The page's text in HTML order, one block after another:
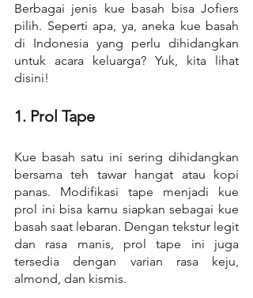
Berbagai jenis kue basah bisa Jofiers
pilih. Seperti apa, ya, aneka kue basah
di Indonesia yang perlu dihidangkan
untuk acara keluarga? Yuk, kita lihat
disini!
1. Prol Tape
Kue basah satu ini sering dihidangkan
bersama teh tawar hangat atau kopi
panas. Modifikasi tape menjadi kue
prol ini bisa kamu siapkan sebagai kue
basah saat lebaran. Dengan tekstur legit
dan rasa manis, prol tape ini juga
tersedia dengan varian rasa keju,
almond, dan kismis.